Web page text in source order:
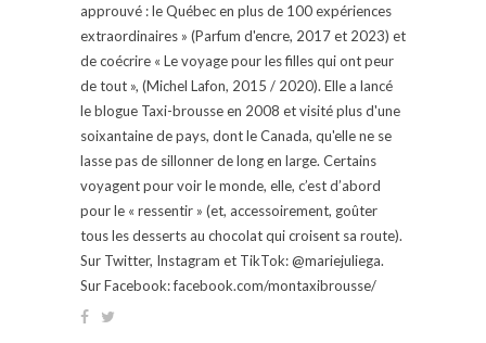
approuvé : le Québec en plus de 100 expériences
extraordinaires » (Parfum d'encre, 2017 et 2023) et
de coécrire « Le voyage pour les filles qui ont peur
de tout », (Michel Lafon, 2015 / 2020). Elle a lancé
le blogue Taxi-brousse en 2008 et visité plus d'une
soixantaine de pays, dont le Canada, qu'elle ne se
lasse pas de sillonner de long en large. Certains
voyagent pour voir le monde, elle, c’est d’abord
pour le « ressentir » (et, accessoirement, goûter
tous les desserts au chocolat qui croisent sa route).
Sur Twitter, Instagram et TikTok: @mariejuliega.
Sur Facebook: facebook.com/montaxibrousse/